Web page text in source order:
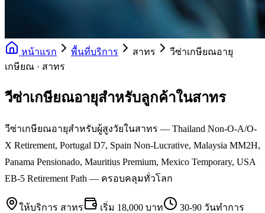
หน้าแรก พื้นที่บริการ สาทร
วีซ่าเกษียณอายุ
เกษียณ · สาทร
วีซ่าเกษียณอายุสำหรับลูกค้าในสาทร
วีซ่าเกษียณอายุสำหรับผู้สูงวัยในสาทร — Thailand Non-O-A/O-
X Retirement, Portugal D7, Spain Non-Lucrative, Malaysia MM2H,
Panama Pensionado, Mauritius Premium, Mexico Temporary, USA
EB-5 Retirement Path — ครอบคลุมทั่วโลก
ให้บริการ สาทร เริ่ม 18,000 บาท
30-90 วันทำการ